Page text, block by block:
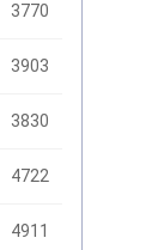
3770
3903
3830
4722
4911